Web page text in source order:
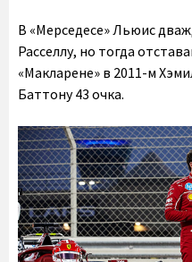
В «Мерседесе» Льюис
Расселлу, но тогда
«Макларене» в 2011-м
Баттону 43 очка.